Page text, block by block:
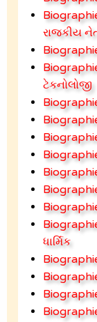
રાજકીય
ટેકનોલોજી
ધાર્મિક